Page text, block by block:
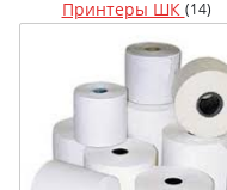
Принтеры ШК (14)